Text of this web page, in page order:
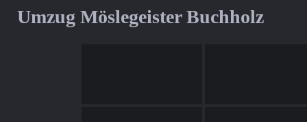
Umzug Möslegeister Buchholz